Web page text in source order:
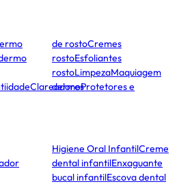
Clareadores
de rostoCremes
rostoEsfoliantes
rostoLimpezaMaquiagem
dermoProtetores e
Higiene Oral InfantilCreme
dental infantilEnxaguante
bucal infantilEscova dental